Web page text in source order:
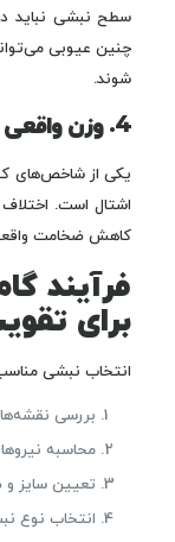
سطح نبشی نباید
چنین عیوبی
شوند.
4. وزن واقعی و تلرانس ابعادی
یکی از شاخص‌های
اشتال است.
کاهش ضخامت
فرآیند
برای
انتخاب نبشی
بررسی
محاسبه
تعیین سایز
انتخاب نوع